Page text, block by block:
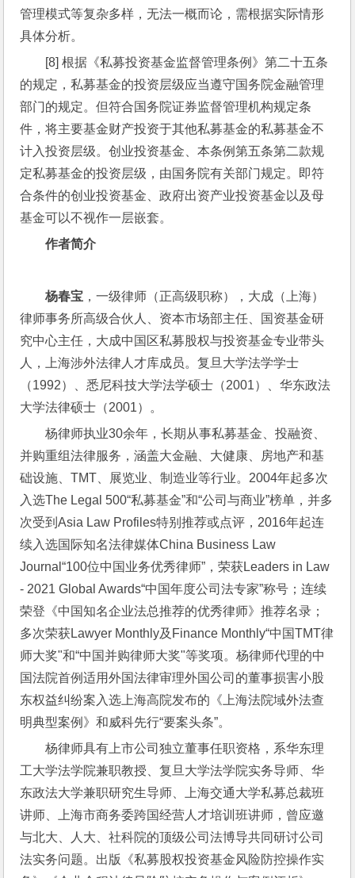
管理模式等复杂多样，无法一概而论，需根据实际情形
具体分析。
[8] 根据《私募投资基金监督管理条例》第二十五条
的规定，私募基金的投资层级应当遵守国务院金融管理
部门的规定。但符合国务院证券监督管理机构规定条
件，将主要基金财产投资于其他私募基金的私募基金不
计入投资层级。创业投资基金、本条例第五条第二款规
定私募基金的投资层级，由国务院有关部门规定。即符
合条件的创业投资基金、政府出资产业投资基金以及母
基金可以不视作一层嵌套。
作者简介
杨春宝 ，一级律师（正高级职称），大成（上海）
律师事务所高级合伙人、资本市场部主任、国资基金研
究中心主任，大成中国区私募股权与投资基金专业带头
人，上海涉外法律人才库成员。复旦大学法学学士
（1992）、悉尼科技大学法学硕士（2001）、华东政法
大学法律硕士（2001）。
杨律师执业30余年，长期从事私募基金、投融资、
并购重组法律服务，涵盖大金融、大健康、房地产和基
础设施、TMT、展览业、制造业等行业。2004年起多次
入选The Legal 500“私募基金”和“公司与商业”榜单，并多
次受到Asia Law Profiles特别推荐或点评，2016年起连
续入选国际知名法律媒体China Business Law
Journal“100位中国业务优秀律师”，荣获Leaders in Law
- 2021 Global Awards“中国年度公司法专家”称号；连续
荣登《中国知名企业法总推荐的优秀律师》推荐名录；
多次荣获Lawyer Monthly及Finance Monthly“中国TMT律
师大奖"和“中国并购律师大奖"等奖项。杨律师代理的中
国法院首例适用外国法律审理外国公司的董事损害小股
东权益纠纷案入选上海高院发布的《上海法院域外法查
明典型案例》和威科先行“要案头条”。
杨律师具有上市公司独立董事任职资格，系华东理
工大学法学院兼职教授、复旦大学法学院实务导师、华
东政法大学兼职研究生导师、上海交通大学私募总裁班
讲师、上海市商务委跨国经营人才培训班讲师，曾应邀
与北大、人大、社科院的顶级公司法博导共同研讨公司
法实务问题。出版《私募股权投资基金风险防控操作实